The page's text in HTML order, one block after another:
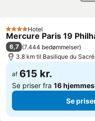
Walt Disney Studios
Moulin Rouge
4 Stjerner
Hotel
Mercure Paris 19
6,7 (7.444 bedømmelser)
3.8 km til Basilique du
af 615 kr.
Se priser fra 16
Se